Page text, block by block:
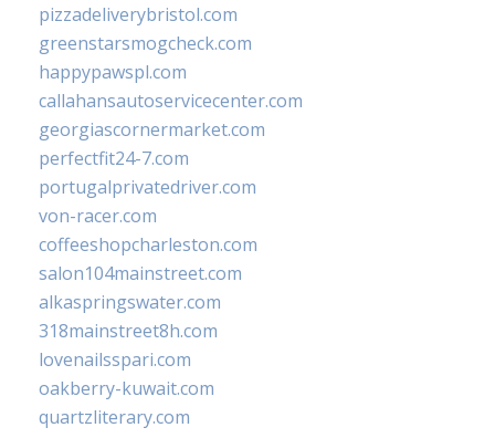
pizzadeliverybristol.com
greenstarsmogcheck.com
happypawspl.com
callahansautoservicecenter.com
georgiascornermarket.com
perfectfit24-7.com
portugalprivatedriver.com
von-racer.com
coffeeshopcharleston.com
salon104mainstreet.com
alkaspringswater.com
318mainstreet8h.com
lovenailsspari.com
oakberry-kuwait.com
quartzliterary.com